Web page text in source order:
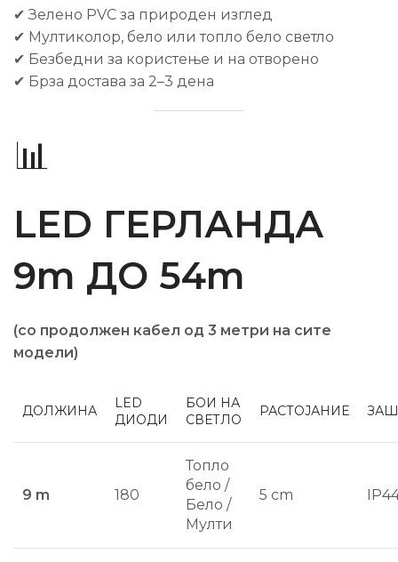
✔ Зелено PVC за природен изглед
✔ Мултиколор, бело или топло бело светло
✔ Безбедни за користење и на отворено
✔ Брза достава за 2–3 дена
📊
LED ГЕРЛАНДА
9m ДО 54m
(со продолжен кабел од 3 метри на сите
модели)
ДОЛЖИНА
LED
ДИОДИ
БОИ НА
СВЕТЛО
РАСТОЈАНИЕ
9 m 180
Топло
бело /
Бело /
Мулти
5 cm